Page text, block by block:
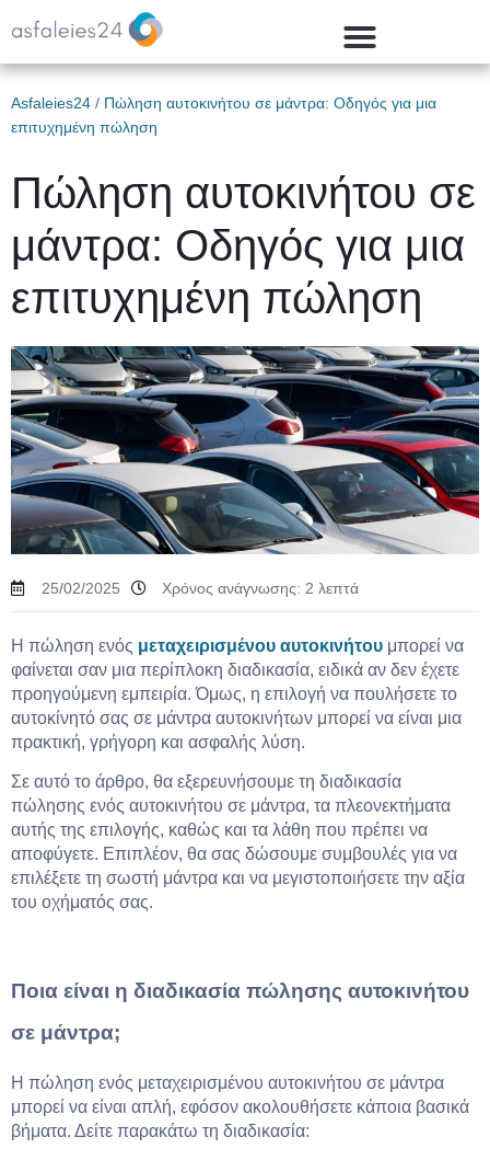
Asfaleies24 / Πώληση αυτοκινήτου σε μάντρα: Οδηγός για μια
επιτυχημένη πώληση
Πώληση αυτοκινήτου σε
μάντρα: Οδηγός για μια
επιτυχημένη πώληση
25/02/2025 Χρόνος ανάγνωσης: 2 λεπτά
Η πώληση ενός μεταχειρισμένου αυτοκινήτου μπορεί να
φαίνεται σαν μια περίπλοκη διαδικασία, ειδικά αν δεν έχετε
προηγούμενη εμπειρία. Όμως, η επιλογή να πουλήσετε το
αυτοκίνητό σας σε μάντρα αυτοκινήτων μπορεί να είναι μια
πρακτική, γρήγορη και ασφαλής λύση.
Σε αυτό το άρθρο, θα εξερευνήσουμε τη διαδικασία
πώλησης ενός αυτοκινήτου σε μάντρα, τα πλεονεκτήματα
αυτής της επιλογής, καθώς και τα λάθη που πρέπει να
αποφύγετε. Επιπλέον, θα σας δώσουμε συμβουλές για να
επιλέξετε τη σωστή μάντρα και να μεγιστοποιήσετε την αξία
του οχήματός σας.
Ποια είναι η διαδικασία πώλησης αυτοκινήτου
σε μάντρα;
Η πώληση ενός μεταχειρισμένου αυτοκινήτου σε μάντρα
μπορεί να είναι απλή, εφόσον ακολουθήσετε κάποια βασικά
βήματα. Δείτε παρακάτω τη διαδικασία: